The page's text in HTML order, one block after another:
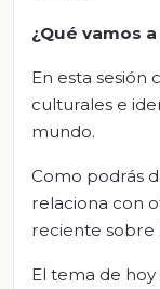
¿Qué vamos
En esta sesión
culturales e
mundo.
Como podrás
relaciona con
reciente sobre
El tema de